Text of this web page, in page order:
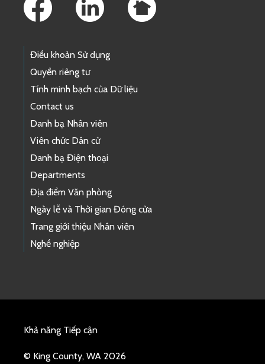
Điều khoản Sử dụng
Quyền riêng tư
Tính minh bạch của Dữ liệu
Contact us
Danh bạ Nhân viên
Viên chức Dân cử
Danh bạ Điện thoại
Departments
Địa điểm Văn phòng
Ngày lễ và Thời gian Đóng cửa
Trang giới thiệu Nhân viên
Nghề nghiệp
Khả năng Tiếp cận
© King County, WA 2026